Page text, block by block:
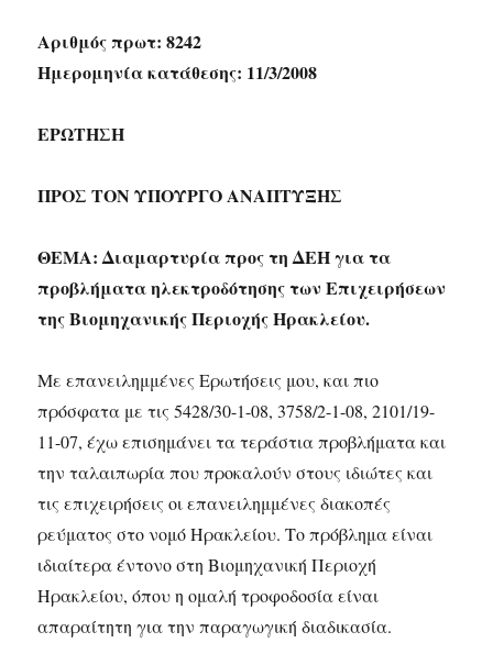
Αριθμός πρωτ: 8242
Ημερομηνία κατάθεσης: 11/3/2008
ΕΡΩΤΗΣΗ
ΠΡΟΣ ΤΟN ΥΠΟΥΡΓΟ ΑΝΑΠΤΥΞΗΣ
ΘΕΜΑ: Διαμαρτυρία προς τη ΔΕΗ για τα
προβλήματα ηλεκτροδότησης των Επιχειρήσεων
της Βιομηχανικής Περιοχής Ηρακλείου.
Με επανειλημμένες Ερωτήσεις μου, και πιο
πρόσφατα με τις 5428/30-1-08, 3758/2-1-08, 2101/19-
11-07, έχω επισημάνει τα τεράστια προβλήματα και
την ταλαιπωρία που προκαλούν στους ιδιώτες και
τις επιχειρήσεις οι επανειλημμένες διακοπές
ρεύματος στο νομό Ηρακλείου. Το πρόβλημα είναι
ιδιαίτερα έντονο στη Βιομηχανική Περιοχή
Ηρακλείου, όπου η ομαλή τροφοδοσία είναι
απαραίτητη για την παραγωγική διαδικασία.